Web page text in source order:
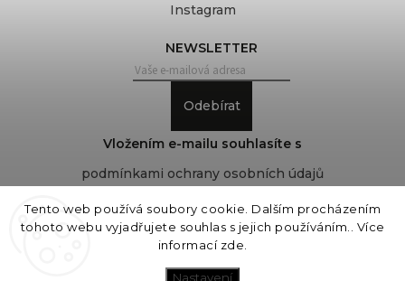
Tento web používá soubory cookie. Dalším procházením
tohoto webu vyjadřujete souhlas s jejich používáním.. Více
informací zde
Nastavení
Instagram
NEWSLETTER
Odebírat
Vložením e-mailu souhlasíte s
podmínkami ochrany osobních údajů
COVEROVER
Upravit nastavení cookies